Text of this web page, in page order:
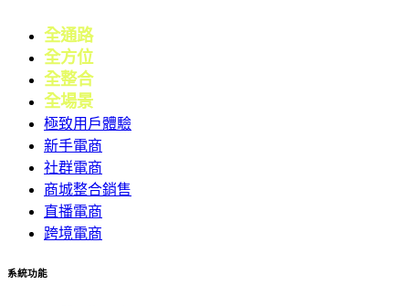
全通路電商
全方位零售
全整合行銷
全場景
極致用戶體驗
新手電商
社群電商
商城整合銷售
直播電商
跨境電商
系統功能